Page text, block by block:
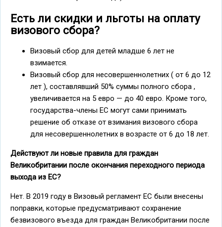
Есть ли скидки и льготы на оплату
визового сбора?
Визовый сбор для детей младше 6 лет не
взимается.
Визовый сбор для несовершеннолетних ( от 6 до 12
лет ), составлявший 50% суммы полного сбора ,
увеличивается на 5 евро — до 40 евро. Кроме того,
государства-члены ЕС могут сами принимать
решение об отказе от взимания визового сбора
для несовершеннолетних в возрасте от 6 до 18 лет.
Действуют ли новые правила для граждан
Великобритании после окончания переходного периода
выхода из ЕС?
Нет. В 2019 году в Визовый регламент ЕС были внесены
поправки, которые предусматривают сохранение
безвизового въезда для граждан Великобритании после